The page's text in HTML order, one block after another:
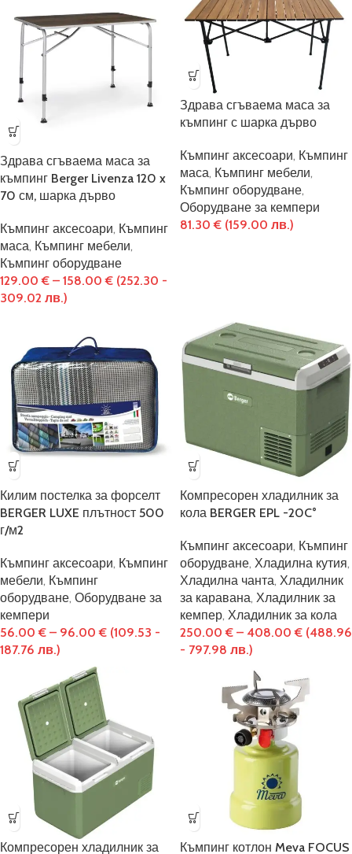
Здрава сгъваема маса за
къмпинг Berger Livenza 120 x
70 см, шарка дърво
Къмпинг аксесоари, Къмпинг
маса, Къмпинг мебели,
Къмпинг оборудване
129.00€ – 158.00€ (252.30 -
309.02 лв.)
Здрава сгъваема маса за
къмпинг с шарка дърво
Къмпинг аксесоари, Къмпинг
маса, Къмпинг мебели,
Къмпинг оборудване,
Оборудване за кемпери
81.30€ (159.00 лв.)
Килим постелка за форселт
BERGER LUXE плътност 500
г/м2
Къмпинг аксесоари, Къмпинг
мебели, Къмпинг
оборудване, Оборудване за
кемпери
56.00€ – 96.00€ (109.53 -
187.76 лв.)
Компресорен хладилник за
кола BERGER EPL -20C°
Къмпинг аксесоари, Къмпинг
оборудване, Хладилна кутия,
Хладилна чанта, Хладилник
за каравана, Хладилник за
кемпер, Хладилник за кола
250.00€ – 408.00€ (488.96
- 797.98 лв.)
Компресорен хладилник за Къмпинг котлон Meva FOCUS